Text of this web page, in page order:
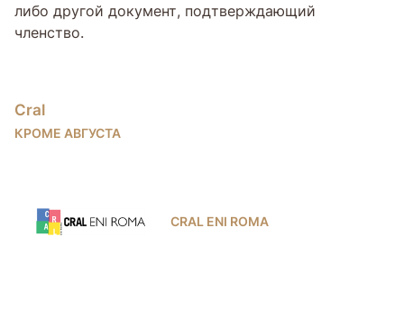
либо другой документ, подтверждающий
членство.
Cral
КРОМЕ АВГУСТА
CRAL ENI ROMA